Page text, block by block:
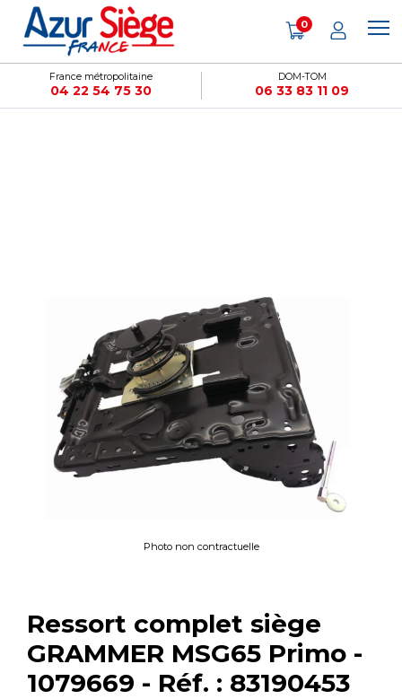
France métropolitaine
04 22 54 75 30
DOM-TOM
06 33 83 11 09
0
Ressort complet siège
GRAMMER MSG65 Primo -
1079669 - Réf. : 83190453
Photo non contractuelle
Panneau de gestion des cookies